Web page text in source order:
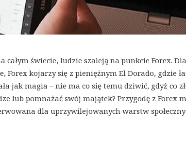
całym świecie, ludzie szaleją na punkcie Forex.
Forex kojarzy się z pieniężnym El Dorado, gdzie
jak magia – nie ma co się temu dziwić, gdyż co
lub pomnażać swój majątek? Przygodę z Forex
dla uprzywilejowanych warstw